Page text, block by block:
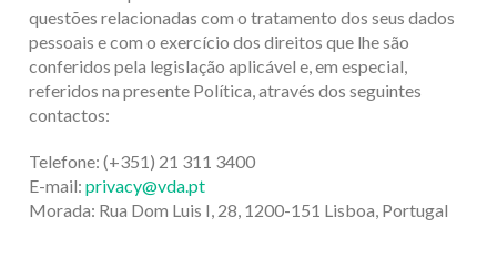
questões relacionadas com o tratamento dos seus dados
pessoais e com o exercício dos direitos que lhe são
conferidos pela legislação aplicável e, em especial,
referidos na presente Política, através dos seguintes
contactos:
Telefone: (+351) 21 311 3400
E-mail: privacy@vda.pt
Morada: Rua Dom Luis I, 28, 1200-151 Lisboa, Portugal